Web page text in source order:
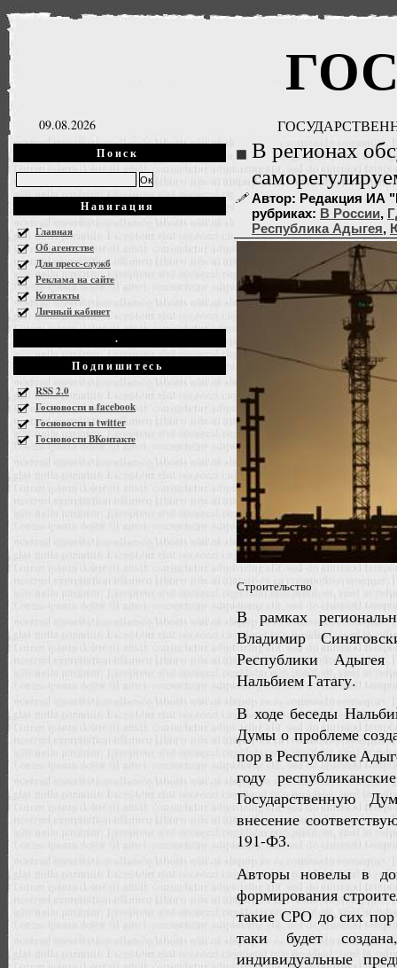
09.08.2026
Поиск
Навигация
Главная
Об агентстве
Для пресс-служб
Реклама на сайте
Контакты
Личный кабинет
.
Подпишитесь
RSS 2.0
Госновости в facebook
Госновости в twitter
Госновости ВКонтакте
В регионах
Автор: Редакция ИА
рубриках: В России,
Республика Адыгея,
Строительство
В рамках
Владимир
Республики Адыгея
Нальбием Гатагу.
В ходе беседы
Думы о проблеме
пор в Республике
году
Государственную
внесение
191-ФЗ.
Авторы новелы в
формирования
такие СРО до сих
таки будет
индивидуальные